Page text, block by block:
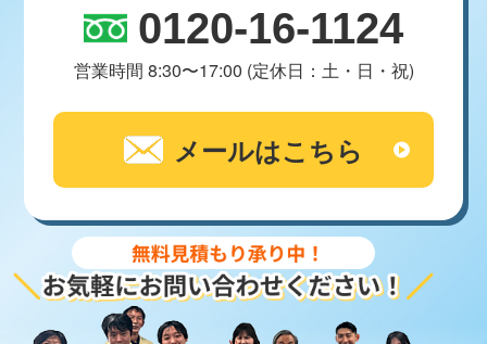
0120-16-1124
営業時間 8:30〜17:00 (定休日：土・日・祝)
メールはこちら